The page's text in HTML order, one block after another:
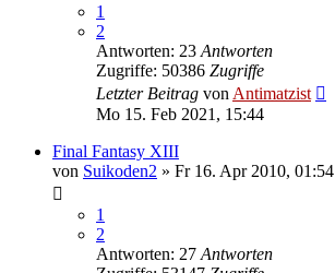
1
2
Antworten: 23 Antworten
Zugriffe: 50386 Zugriffe
Letzter Beitrag von Antimatzist
Mo 15. Feb 2021, 15:44
Final Fantasy XIII
von Suikoden2 » Fr 16. Apr 2010, 01:54
1
2
Antworten: 27 Antworten